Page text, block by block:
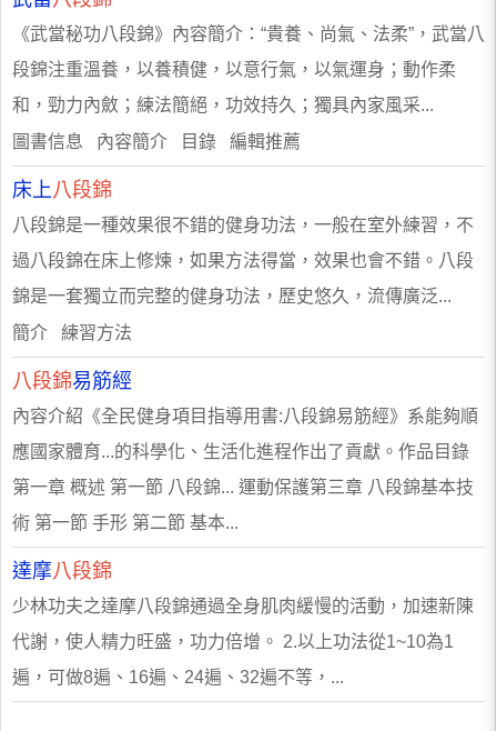
《武當秘功八段錦》內容簡介：“貴養、尚氣、法柔”，武當八
段錦注重溫養，以養積健，以意行氣，以氣運身；動作柔
和，勁力內斂；練法簡絕，功效持久；獨具內家風采...
圖書信息 內容簡介 目錄 編輯推薦
床上八段錦
八段錦是一種效果很不錯的健身功法，一般在室外練習，不
過八段錦在床上修煉，如果方法得當，效果也會不錯。八段
錦是一套獨立而完整的健身功法，歷史悠久，流傳廣泛...
簡介 練習方法
八段錦易筋經
內容介紹《全民健身項目指導用書:八段錦易筋經》系能夠順
應國家體育...的科學化、生活化進程作出了貢獻。作品目錄
第一章 概述 第一節 八段錦... 運動保護第三章 八段錦基本技
術 第一節 手形 第二節 基本...
達摩八段錦
少林功夫之達摩八段錦通過全身肌肉緩慢的活動，加速新陳
代謝，使人精力旺盛，功力倍增。 2.以上功法從1~10為1
遍，可做8遍、16遍、24遍、32遍不等，...